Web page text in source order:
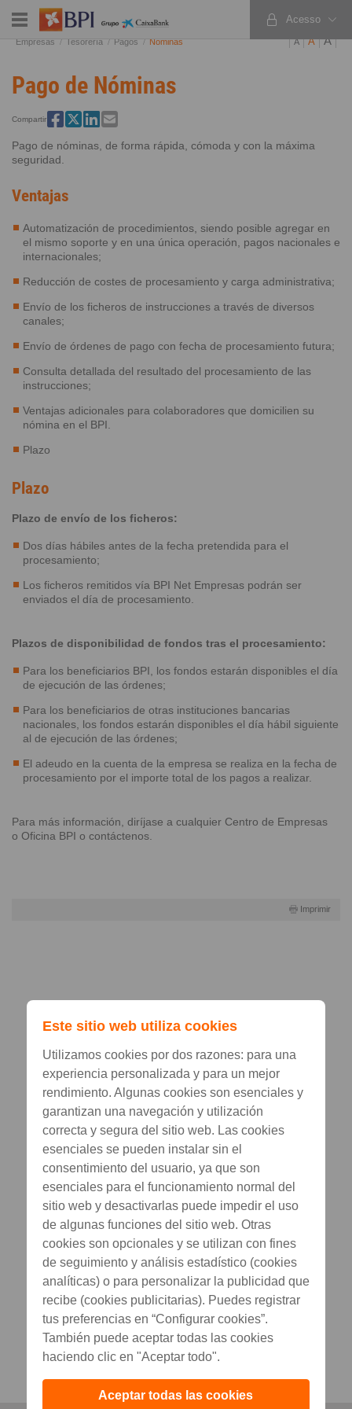
PT EN ES
Acesso
Empresas Tesorería Pagos Nóminas A A A
Pago de Nóminas
Compartir
Pago de nóminas, de forma rápida, cómoda y con la máxima
seguridad.
Ventajas
Automatización de procedimientos, siendo posible agregar en
el mismo soporte y en una única operación, pagos nacionales e
internacionales;
Reducción de costes de procesamiento y carga administrativa;
Envío de los ficheros de instrucciones a través de diversos
canales;
Envío de órdenes de pago con fecha de procesamiento futura;
Consulta detallada del resultado del procesamiento de las
instrucciones;
Ventajas adicionales para colaboradores que domicilien su
nómina en el BPI.
Plazo
Plazo
Plazo de envío de los ficheros:
Dos días hábiles antes de la fecha pretendida para el
procesamiento;
Los ficheros remitidos vía BPI Net Empresas podrán ser
enviados el día de procesamiento.
Plazos de disponibilidad de fondos tras el procesamiento:
Para los beneficiarios BPI, los fondos estarán disponibles el día
de ejecución de las órdenes;
Para los beneficiarios de otras instituciones bancarias
nacionales, los fondos estarán disponibles el día hábil siguiente
al de ejecución de las órdenes;
El adeudo en la cuenta de la empresa se realiza en la fecha de
procesamiento por el importe total de los pagos a realizar.
Para más información, diríjase a cualquier Centro de Empresas
o Oficina BPI o contáctenos.
Imprimir
Este sitio web utiliza cookies
Utilizamos cookies por dos razones: para una
experiencia personalizada y para un mejor
rendimiento. Algunas cookies son esenciales y
garantizan una navegación y utilización
correcta y segura del sitio web. Las cookies
esenciales se pueden instalar sin el
consentimiento del usuario, ya que son
esenciales para el funcionamiento normal del
sitio web y desactivarlas puede impedir el uso
de algunas funciones del sitio web. Otras
cookies son opcionales y se utilizan con fines
de seguimiento y análisis estadístico (cookies
analíticas) o para personalizar la publicidad que
recibe (cookies publicitarias). Puedes registrar
tus preferencias en “Configurar cookies”.
También puede aceptar todas las cookies
haciendo clic en "Aceptar todo".
Aceptar todas las cookies